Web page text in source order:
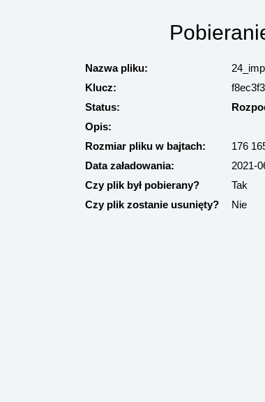
Nazwa pliku:
Klucz:
Status:
Opis:
Rozmiar pliku w bajtach:
176
Data załadowania:
2021-
Czy plik był pobierany?
Tak
Czy plik zostanie usunięty?
Nie